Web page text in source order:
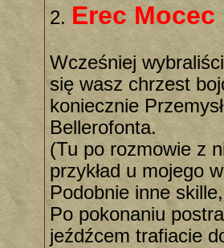
2. Erec Mocec
Wcześniej
się wasz chrzest
koniecznie
Bellerofonta.
(Tu po rozmowie z
przykład u mojego
Podobnie inne
Po pokonaniu
jeźdźcem trafiacie